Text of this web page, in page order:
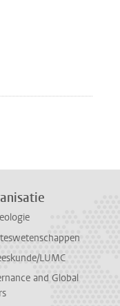
LUMC
and Global